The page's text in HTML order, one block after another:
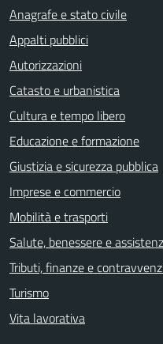
Anagrafe e stato civile
Appalti pubblici
Autorizzazioni
Catasto e urbanistica
Cultura e tempo libero
Educazione e formazione
Giustizia e sicurezza pubblica
Imprese e commercio
Mobilità e trasporti
Salute, benessere e
Tributi, finanze e
Turismo
Vita lavorativa